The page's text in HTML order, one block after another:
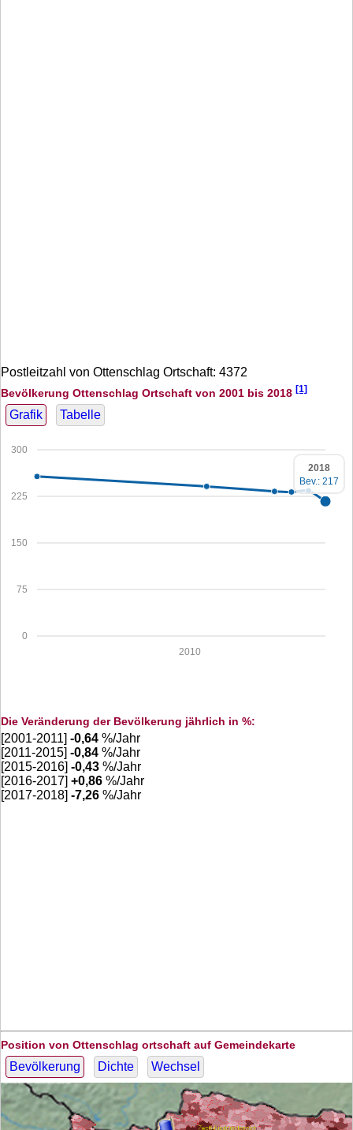
Postleitzahl von Ottenschlag Ortschaft: 4372
Bevölkerung Ottenschlag Ortschaft von 2001 bis 2018 [1]
Grafik Tabelle
0
75
150
225
300
2010
2018
Bev.: 217
Die Veränderung der Bevölkerung jährlich in %:
[2001-2011] -0,64 %/Jahr
[2011-2015] -0,84 %/Jahr
[2015-2016] -0,43 %/Jahr
[2016-2017] +0,86 %/Jahr
[2017-2018] -7,26 %/Jahr
Position von Ottenschlag ortschaft auf Gemeindekarte
Bevölkerung Dichte Wechsel